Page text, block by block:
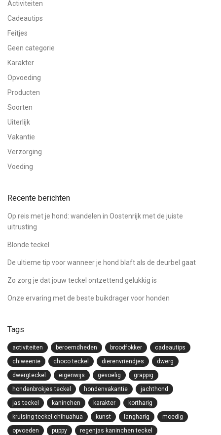
Activiteiten
Cadeautips
Feitjes
Geen categorie
Karakter
Opvoeding
Producten
Soorten
Uiterlijk
Vakantie
Verzorging
Voeding
Recente berichten
Op reis met je hond: wandelen in Oostenrijk met de juiste
uitrusting
Blonde teckel
De ultieme tip voor wanneer je hond blaft als de deurbel gaat
Zo zorg je dat jouw teckel ontzettend gelukkig is
Onze ervaring met de beste buikdrager voor honden
Tags
activiteiten beroemdheden broodfokker
cadeautips
chiweenie
choco teckel dierenvriendjes
dwerg
dwergteckel
eigenwijs gevoelig
grappig
hondenbrokjes teckel
hondenvakantie
jachthond
jas teckel
kaninchen karakter
kortharig
kruising teckel chihuahua
kunst langharig
moedig
opvoeden
puppy
regenjas kaninchen teckel